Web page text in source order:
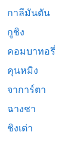
กาลีมันตัน
กูชิง
คอมบาทอรี่
คุนหมิง
จาการ์ตา
ฉางชา
ชิงเต่า